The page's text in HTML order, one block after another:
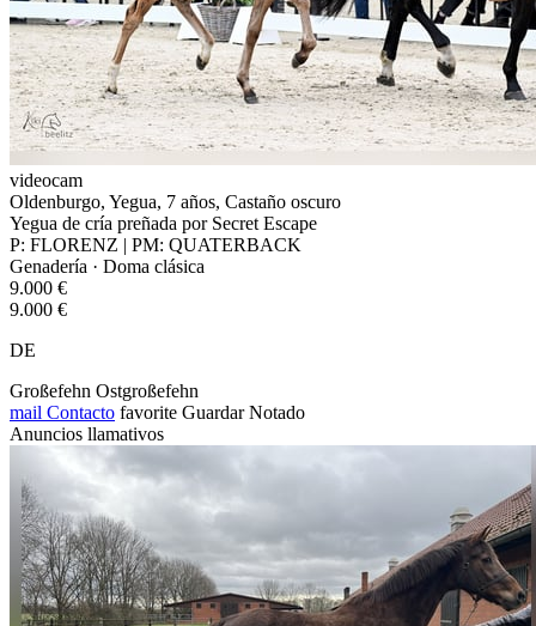
videocam
Oldenburgo, Yegua, 7 años, Castaño oscuro
Yegua de cría preñada por Secret Escape
P: FLORENZ | PM: QUATERBACK
Genadería · Doma clásica
9.000 €
9.000 €
DE
Großefehn Ostgroßefehn
mail Contacto favorite Guardar Notado
Anuncios llamativos